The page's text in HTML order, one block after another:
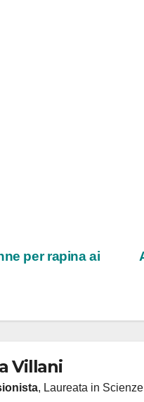
per rapina ai
Villani
, Laureata in